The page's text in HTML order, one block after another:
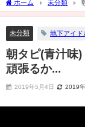
ホーム 未分類
未分類 地下アイド
朝タピ(青汁味
頑張るか...
2019年5月4日 2019